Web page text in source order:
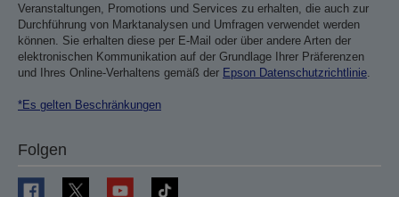
Veranstaltungen, Promotions und Services zu erhalten, die auch zur
Durchführung von Marktanalysen und Umfragen verwendet werden
können. Sie erhalten diese per E-Mail oder über andere Arten der
elektronischen Kommunikation auf der Grundlage Ihrer Präferenzen
und Ihres Online-Verhaltens gemäß der Epson Datenschutzrichtlinie
*Es gelten Beschränkungen
Folgen